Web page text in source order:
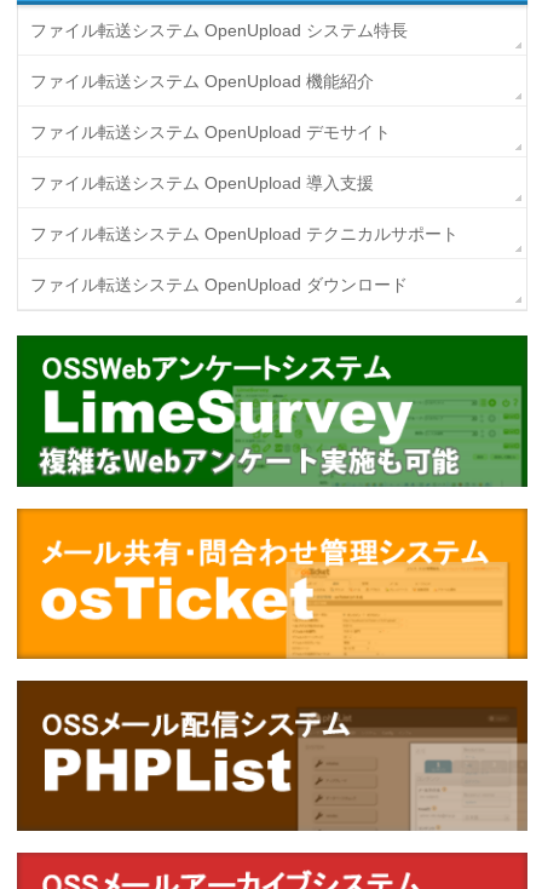
ファイル転送システム OpenUpload システム特長
ファイル転送システム OpenUpload 機能紹介
ファイル転送システム OpenUpload デモサイト
ファイル転送システム OpenUpload 導入支援
ファイル転送システム OpenUpload テクニカルサポート
ファイル転送システム OpenUpload ダウンロード